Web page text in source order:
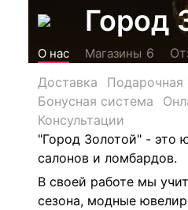
Город
О нас Магазины 6
Доставка
Подарочная
Бонусная система
Консультации
"Город Золотой" - это
салонов и ломбардов.
В своей работе мы
сезона, модные